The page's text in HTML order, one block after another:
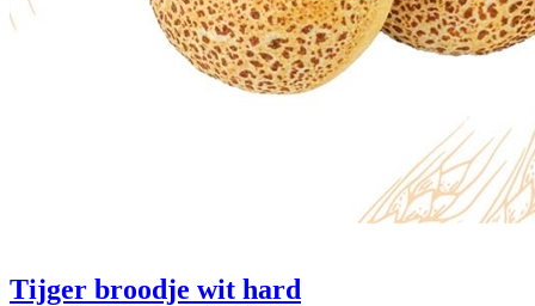
Tijger broodje wit hard